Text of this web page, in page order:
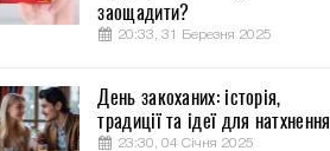
заощадити?
20:33, 31 Березня 2025
День закоханих: історія,
традиції та ідеї для натхнення
23:30, 04 Січня 2025